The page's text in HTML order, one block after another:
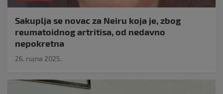
Sakuplja se novac za Neiru koja je, zbog
reumatoidnog artritisa, od nedavno
nepokretna
26. rujna 2025.